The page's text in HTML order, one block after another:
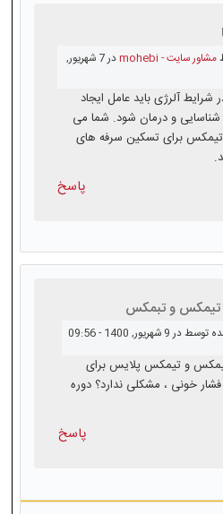
مشاور سایت - mohebi
در 7 شهريور,
شرایط آلرژی باید عامل ایجاد
و درمان شود. شما می
تیمکس برای تسکین سرفه های
پاسخ
تیمکس و تبمکس
توسطدر 9 شهريور, 1400 - 09:56
و تیمکس پلایس برای
خونی ، مشکلی ندارد؟ دوره
پاسخ